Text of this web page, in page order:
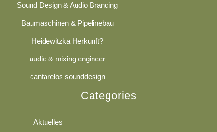
Sound Design & Audio Branding
Baumaschinen & Pipelinebau
Heidewitzka Herkunft?
audio & mixing engineer
cantarelos sounddesign
Categories
Aktuelles